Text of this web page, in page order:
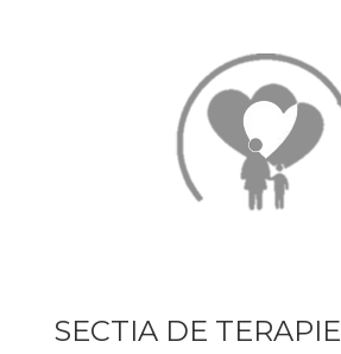
SECTIA DE TERAPIE